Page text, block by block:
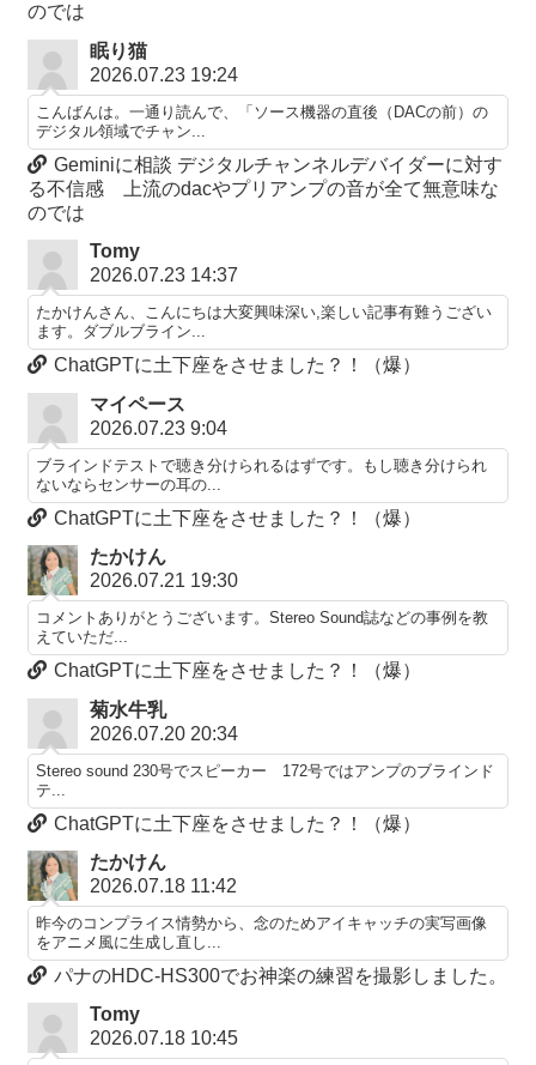
のでは
眠り猫
2026.07.23 19:24
こんばんは。一通り読んで、「ソース機器の直後（DACの前）の
デジタル領域でチャン...
Geminiに相談 デジタルチャンネルデバイダーに対す
る不信感 上流のdacやプリアンプの音が全て無意味な
のでは
Tomy
2026.07.23 14:37
たかけんさん、こんにちは大変興味深い,楽しい記事有難うござい
ます。ダブルブライン...
ChatGPTに土下座をさせました？！（爆）
マイペース
2026.07.23 9:04
ブラインドテストで聴き分けられるはずです。もし聴き分けられ
ないならセンサーの耳の...
ChatGPTに土下座をさせました？！（爆）
たかけん
2026.07.21 19:30
コメントありがとうございます。Stereo Sound誌などの事例を教
えていただ...
ChatGPTに土下座をさせました？！（爆）
菊水牛乳
2026.07.20 20:34
Stereo sound 230号でスピーカー 172号ではアンプのブラインド
テ...
ChatGPTに土下座をさせました？！（爆）
たかけん
2026.07.18 11:42
昨今のコンプライス情勢から、念のためアイキャッチの実写画像
をアニメ風に生成し直し...
パナのHDC-HS300でお神楽の練習を撮影しました。
Tomy
2026.07.18 10:45